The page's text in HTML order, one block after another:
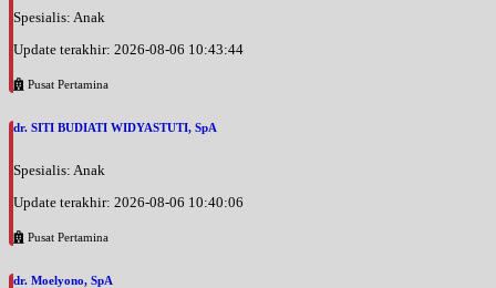
Spesialis: Anak
Update terakhir: 2026-08-06 10:43:44
Pusat Pertamina
dr. SITI BUDIATI WIDYASTUTI, SpA
Spesialis: Anak
Update terakhir: 2026-08-06 10:40:06
Pusat Pertamina
dr. Moelyono, SpA